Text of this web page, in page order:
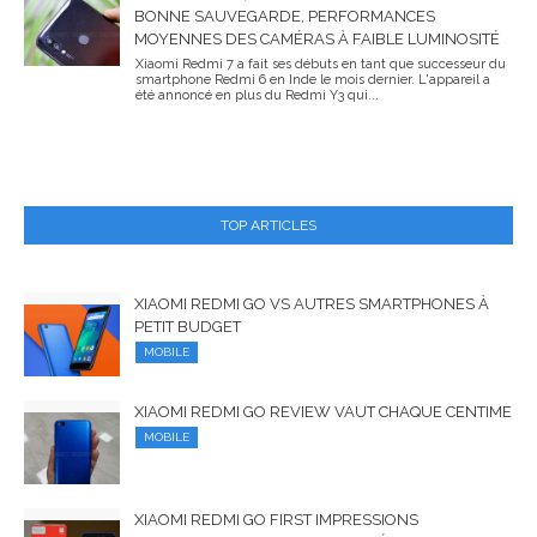
BONNE SAUVEGARDE, PERFORMANCES
MOYENNES DES CAMÉRAS À FAIBLE LUMINOSITÉ
Xiaomi Redmi 7 a fait ses débuts en tant que successeur du
smartphone Redmi 6 en Inde le mois dernier. L'appareil a
été annoncé en plus du Redmi Y3 qui...
TOP ARTICLES
XIAOMI REDMI GO VS AUTRES SMARTPHONES À
PETIT BUDGET
MOBILE
XIAOMI REDMI GO REVIEW VAUT CHAQUE CENTIME
MOBILE
XIAOMI REDMI GO FIRST IMPRESSIONS